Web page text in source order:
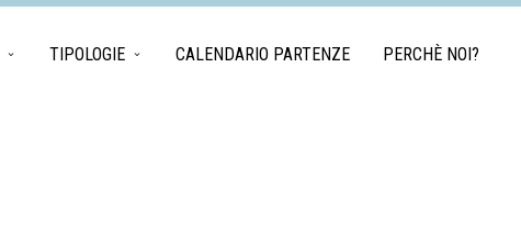
TIPOLOGIE CALENDARIO PARTENZE PERCHÈ NOI?